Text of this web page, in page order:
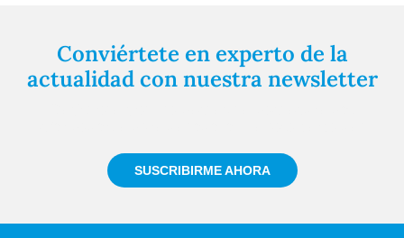
Conviértete en experto de la
actualidad con nuestra newsletter
SUSCRIBIRME AHORA